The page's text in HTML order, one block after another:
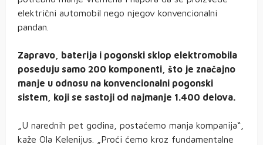
električni automobil nego njegov konvencionalni
pandan.
Zapravo, baterija i pogonski sklop elektromobila
poseduju samo 200 komponenti, što je značajno
manje u odnosu na konvencionalni pogonski
sistem, koji se sastoji od najmanje 1.400 delova.
„U narednih pet godina, postaćemo manja kompanija“,
kaže Ola Kelenijus. „Proći ćemo kroz fundamentalne